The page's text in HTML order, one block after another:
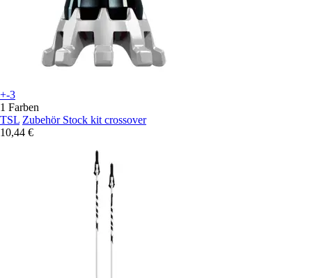
+-3
1 Farben
TSL Zubehör Stock kit crossover
10,44 €